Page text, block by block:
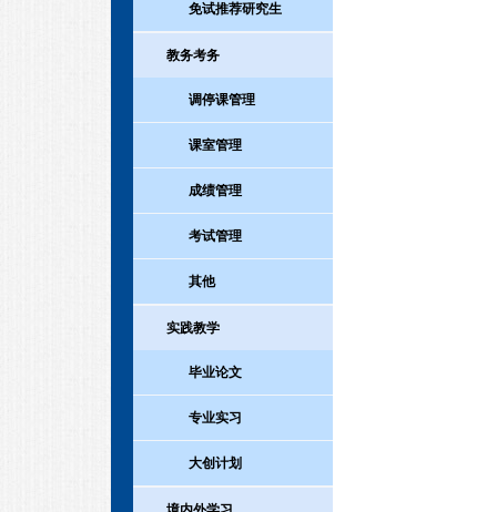
免试推荐研究生
教务考务
调停课管理
课室管理
成绩管理
考试管理
其他
实践教学
毕业论文
专业实习
大创计划